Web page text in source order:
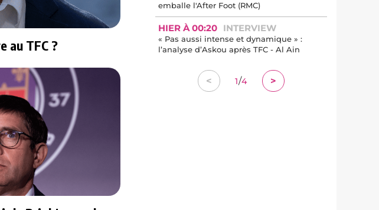
au TFC ?
emballe l'After Foot (RMC)
HIER À 00:20 INTERVIEW
« Pas aussi intense et dynamique » :
l’analyse d’Askou après TFC - Al Ain
< 1/4 >